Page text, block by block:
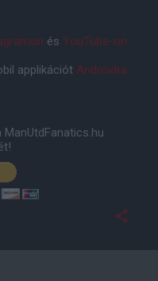
és YouTube-on
applikációt Androidra